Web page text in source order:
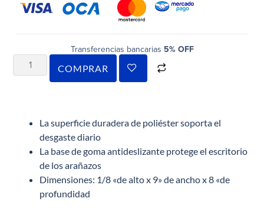
Transferencias bancarias 5% OFF
COMPRAR
La superficie duradera de poliéster soporta el
desgaste diario
La base de goma antideslizante protege el escritorio
de los arañazos
Dimensiones: 1/8 «de alto x 9» de ancho x 8 «de
profundidad